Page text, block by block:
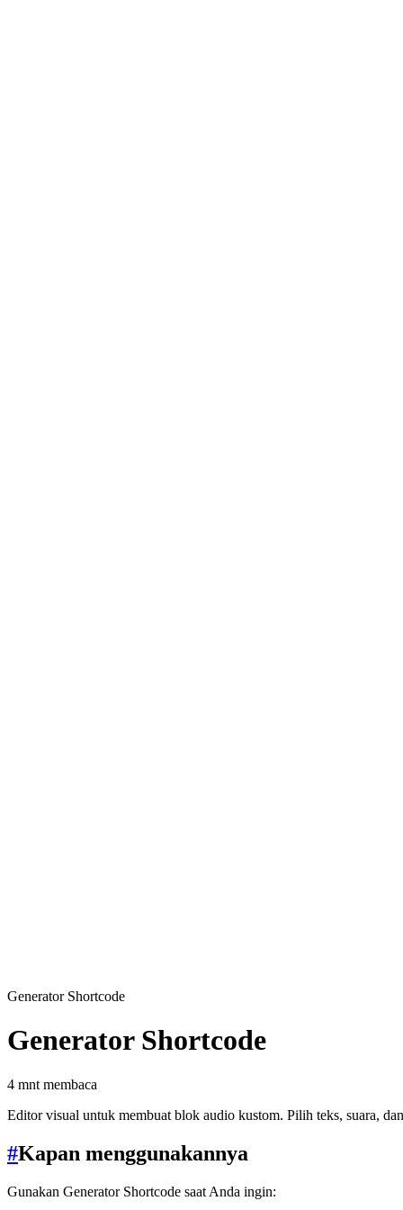
Generator Shortcode
Generator Shortcode
4 mnt membaca
Editor visual untuk membuat blok audio kustom. Pilih teks, suara,
#Kapan menggunakannya
Gunakan Generator Shortcode saat Anda ingin: